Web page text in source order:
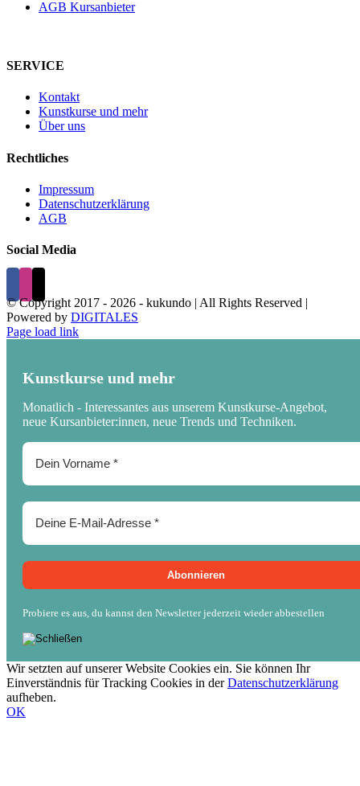
AGB Kursanbieter
SERVICE
Kontakt
Kunstkurse und mehr
Über uns
Rechtliches
Impressum
Datenschutzerklärung
AGB
Social Media
© Copyright 2017 - 2026 - kukundo | All Rights Reserved |
Powered by DIGITALES
Page load link
Kunstkurse und mehr
Monatlich - Interessantes aus unserem Kunstkurse-Angebot,
neue Kursanbieter:innen, neue Trends und Techniken.
Probiere es aus, du kannst den Newsletter jederzeit wieder abbestellen
Wir setzten auf unserer Website Cookies ein. Sie können Ihr
Einverständnis für Tracking Cookies in derDatenschutzerklärung
aufheben.
OK